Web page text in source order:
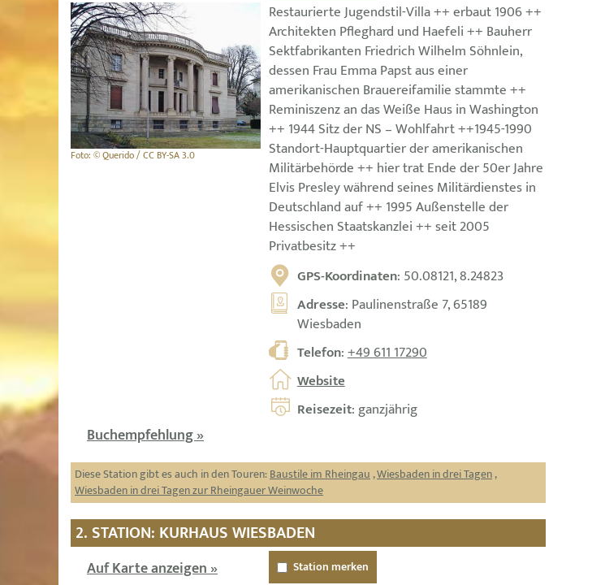
Foto: © Querido / CC BY-SA 3.0
Restaurierte Jugendstil-Villa ++ erbaut 1906 ++
Architekten Pfleghard und Haefeli ++ Bauherr
Sektfabrikanten Friedrich Wilhelm Söhnlein,
dessen Frau Emma Papst aus einer
amerikanischen Brauereifamilie stammte ++
Reminiszenz an das Weiße Haus in Washington
++ 1944 Sitz der NS – Wohlfahrt ++1945-1990
Standort-Hauptquartier der amerikanischen
Militärbehörde ++ hier trat Ende der 50er Jahre
Elvis Presley während seines Militärdienstes in
Deutschland auf ++ 1995 Außenstelle der
Hessischen Staatskanzlei ++ seit 2005
Privatbesitz ++
GPS-Koordinaten: 50.08121, 8.24823
Adresse: Paulinenstraße 7, 65189
Wiesbaden
Telefon:+49 611 17290
Website
Reisezeit: ganzjährig
Buchempfehlung »
Diese Station gibt es auch in den Touren:Baustile im Rheingau,Wiesbaden in drei Tagen,
Wiesbaden in drei Tagen zur Rheingauer Weinwoche
2. STATION: KURHAUS WIESBADEN
Auf Karte anzeigen » Station merken